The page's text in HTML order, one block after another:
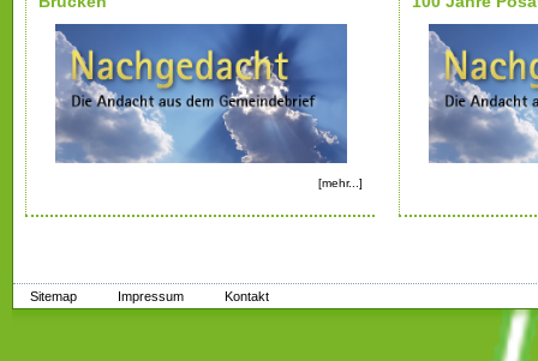
[mehr...]
Sitemap Impressum Kontakt